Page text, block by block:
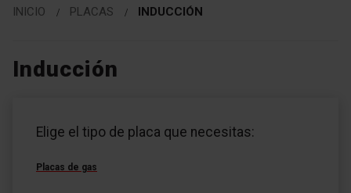
INICIO PLACAS INDUCCIÓN
Inducción
FilternElige el tipo de placa que necesitas:
Placas de gas
Produkten